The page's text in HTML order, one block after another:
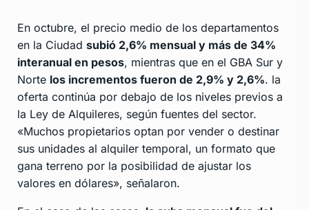
En octubre, el precio medio de los departamentos
en la Ciudad subió 2,6% mensual y más de 34%
interanual en pesos, mientras que en el GBA Sur y
Norte los incrementos fueron de 2,9% y 2,6%. la
oferta continúa por debajo de los niveles previos a
la Ley de Alquileres, según fuentes del sector.
«Muchos propietarios optan por vender o destinar
sus unidades al alquiler temporal, un formato que
gana terreno por la posibilidad de ajustar los
valores en dólares», señalaron.